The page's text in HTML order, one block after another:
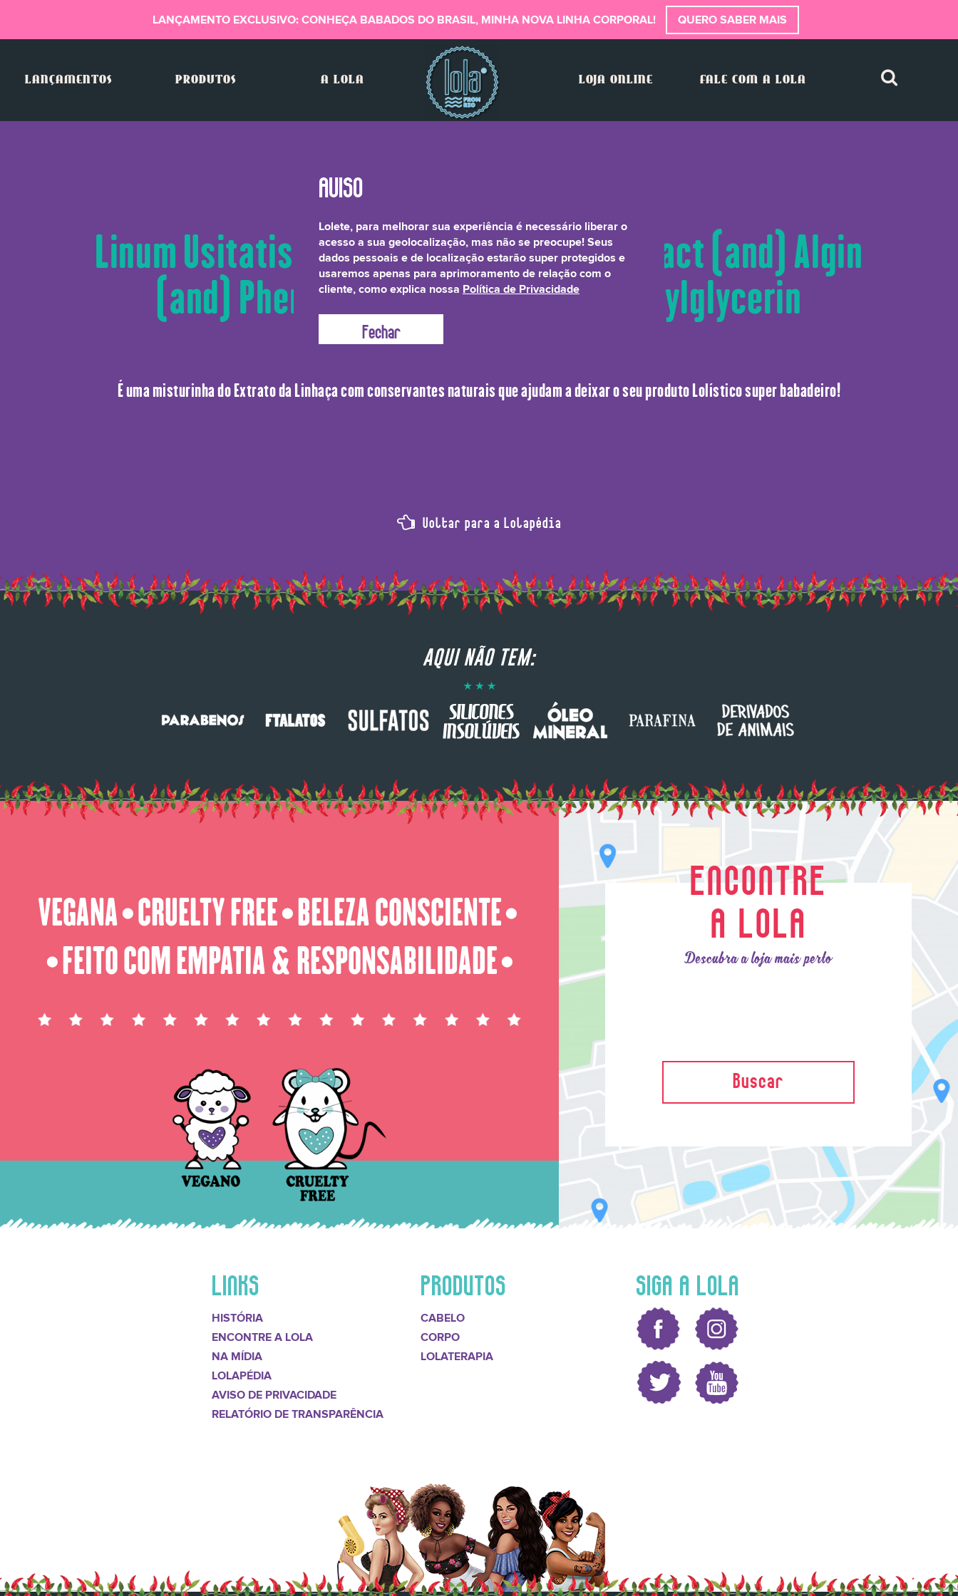
LANÇAMENTO EXCLUSIVO: CONHEÇA BABADOS DO BRASIL, MINHA NOVA LINHA CORPORAL! QUERO SABER MAIS
LANÇAMENTOS PRODUTOS A LOLA LOJA ONLINE FALE COM A LOLA
Linum Usitatissimum (Linseed) Seed Extract (and) Algin
(and) Phenoxyethanol (and) Ethylhexylglycerin
É uma misturinha do Extrato da Linhaça com conservantes naturais que ajudam a deixar o seu produto Lolístico super babadeiro!
Voltar para a Lolapédia
AQUI NÃO TEM:
VEGANA ⬤ CRUELTY FREE ⬤ BELEZA CONSCIENTE ⬤
⬤ FEITO COM EMPATIA & RESPONSABILIDADE ⬤
ENCONTRE
A LOLA
Descubra a loja mais perto
Buscar
LINKS
HISTÓRIA
ENCONTRE A LOLA
NA MÍDIA
LOLAPÉDIA
AVISO DE PRIVACIDADE
RELATÓRIO DE TRANSPARÊNCIA
PRODUTOS
CABELO
CORPO
LOLATERAPIA
SIGA A LOLA
Lolete, para melhorar sua experiência é necessário liberar o
acesso a sua geolocalização, mas não se preocupe! Seus
dados pessoais e de localização estarão super protegidos e
usaremos apenas para aprimoramento de relação com o
cliente, como explica nossa Política de Privacidade